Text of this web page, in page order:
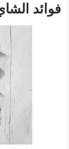
فوائد